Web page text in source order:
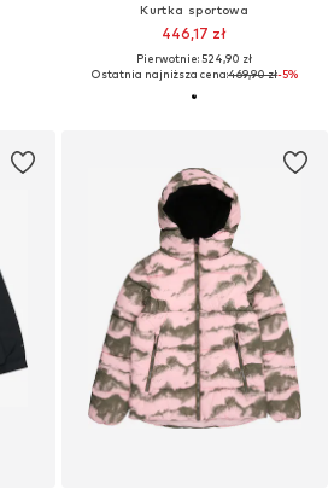
Kurtka sportowa
446,17 zł
Pierwotnie: 524,90 zł
Ostatnia najniższa cena:469,90 zł-5%